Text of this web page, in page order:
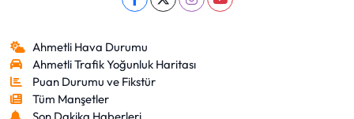
Ahmetli Hava Durumu
Ahmetli Trafik Yoğunluk Haritası
Puan Durumu ve Fikstür
Tüm Manşetler